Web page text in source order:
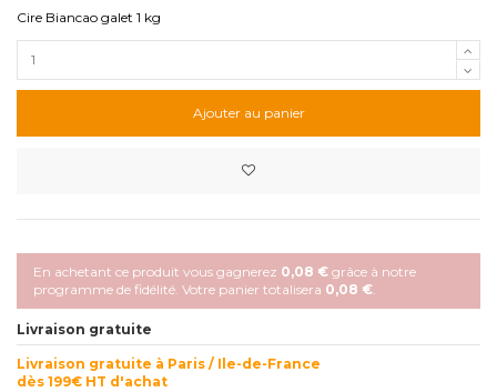
Cire Biancao galet 1 kg
Ajouter au panier
En achetant ce produit vous gagnerez 0,08 € grâce à notre
programme de fidélité. Votre panier totalisera 0,08 €
Livraison gratuite
Livraison gratuite à Paris / Ile-de-France
dès 199€ HT d'achat